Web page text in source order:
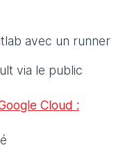
avec un runner
via le public
Cloud :